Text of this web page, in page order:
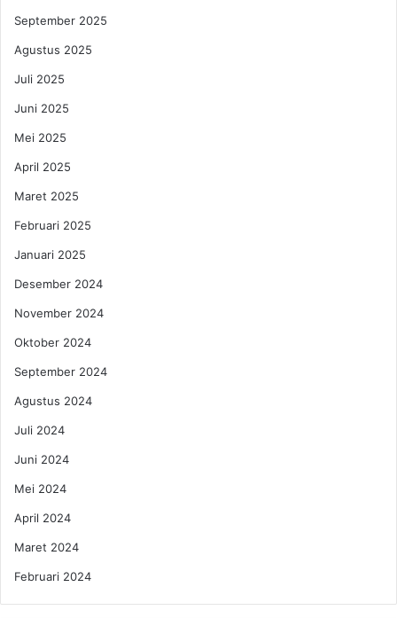
September 2025
Agustus 2025
Juli 2025
Juni 2025
Mei 2025
April 2025
Maret 2025
Februari 2025
Januari 2025
Desember 2024
November 2024
Oktober 2024
September 2024
Agustus 2024
Juli 2024
Juni 2024
Mei 2024
April 2024
Maret 2024
Februari 2024